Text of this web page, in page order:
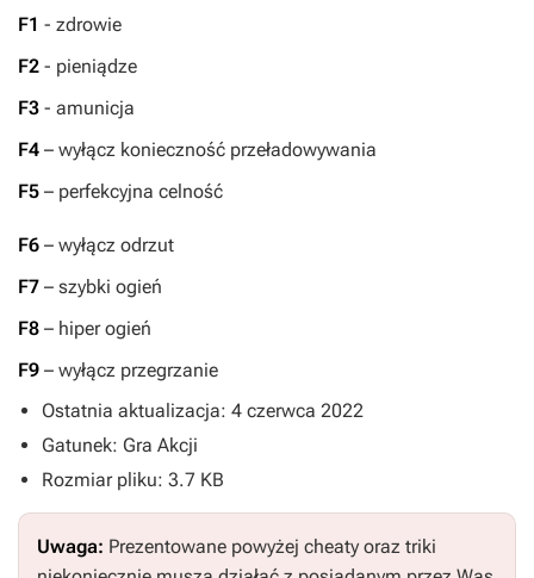
F1 - zdrowie
F2 - pieniądze
F3 - amunicja
F4 – wyłącz konieczność przeładowywania
F5 – perfekcyjna celność
F6 – wyłącz odrzut
F7 – szybki ogień
F8 – hiper ogień
F9 – wyłącz przegrzanie
Ostatnia aktualizacja: 4 czerwca 2022
Gatunek: Gra Akcji
Rozmiar pliku: 3.7 KB
Uwaga: Prezentowane powyżej cheaty oraz triki